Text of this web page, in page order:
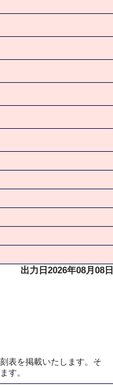
出力日2026年08月08日
表を掲載いたします。そ
す。